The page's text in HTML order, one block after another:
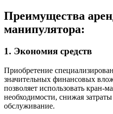
Преимущества
манипулятора:
1. Экономия средств
Приобретение
значительных финансовых
позволяет использовать кран-
необходимости, снижая
обслуживание.